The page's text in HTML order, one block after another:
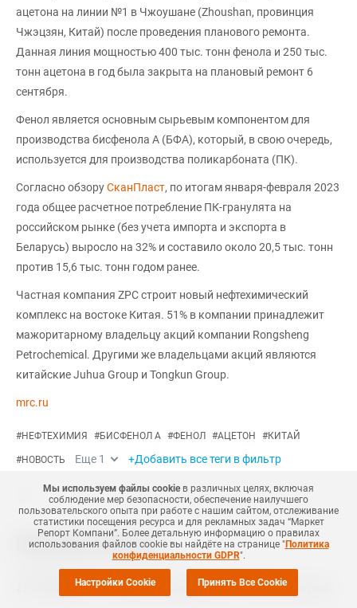
ацетона на линии №1 в Чжоушане (Zhoushan, провинция
Чжэцзян, Китай) после проведения планового ремонта.
Данная линия мощностью 400 тыс. тонн фенола и 250 тыс.
тонн ацетона в год была закрыта на плановый ремонт 6
сентября.
Фенол является основным сырьевым компонентом для
производства бисфенола А (БФА), который, в свою очередь,
используется для производства поликарбоната (ПК).
Согласно обзоруСканПласт, по итогам января-февраля 2023
года общее расчетное потребление ПК-гранулята на
российском рынке (без учета импорта и экспорта в
Беларусь) выросло на 32% и составило около 20,5 тыс. тонн
против 15,6 тыс. тонн годом ранее.
Частная компания ZPC строит новый нефтехимический
комплекс на востоке Китая. 51% в компании принадлежит
мажоритарному владельцу акций компании Rongsheng
Petrochemical. Другими же владельцами акций являются
китайские Juhua Group и Tongkun Group.
mrc.ru
#НЕФТЕХИМИЯ #БИСФЕНОЛ А #ФЕНОЛ #АЦЕТОН #КИТАЙ
#НОВОСТЬ Еще 1 +Добавить все теги в фильтр
Похожие новости
12 Ноября
Мы используем файлы cookieв различных целях, включая
соблюдение мер безопасности, обеспечение наилучшего
пользовательского опыта при работе с нашим сайтом, отслеживание
статистики посещения ресурса и для рекламных задач “Маркет
Репорт Компани”. Более детальную информацию о правилах
использования файлов cookie вы найдёте на странице "Политика
конфиденциальности GDPR".
Настройки Cookie Принять Все Cookie